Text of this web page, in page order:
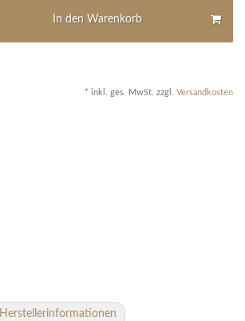
In den Warenkorb
* inkl. ges. MwSt. zzgl. Versandkosten
Herstellerinformationen